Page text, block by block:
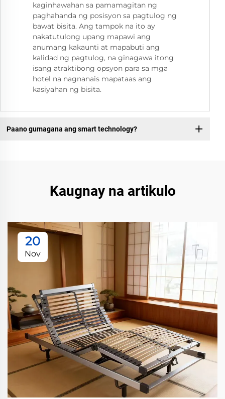
kaginhawahan sa pamamagitan ng
paghahanda ng posisyon sa pagtulog ng
bawat bisita. Ang tampok na ito ay
nakatutulong upang mapawi ang
anumang kakaunti at mapabuti ang
kalidad ng pagtulog, na ginagawa itong
isang atraktibong opsyon para sa mga
hotel na nagnanais mapataas ang
kasiyahan ng bisita.
Paano gumagana ang smart technology?
Kaugnay na artikulo
20
Nov